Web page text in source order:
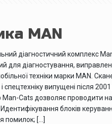
MAN
діагностичний комплекс
для діагностування,
техніки марки MAN.
спецтехніку випущені після 2001
Man-Cats дозволяє проводити
Идентифікування блоків
помилок; […]